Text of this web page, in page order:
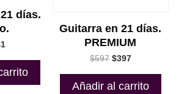
días.
original
1
actual
es:
Guitarra en 21 días.
PREMIUM
$597 El
original
$397El
actual
Añadir al carrito